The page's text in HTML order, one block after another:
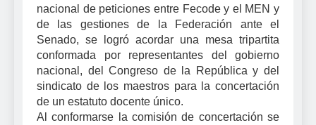
nacional de peticiones entre Fecode y el MEN y
de las gestiones de la Federación ante el
Senado, se logró acordar una mesa tripartita
conformada por representantes del gobierno
nacional, del Congreso de la República y del
sindicato de los maestros para la concertación
de un estatuto docente único.
Al conformarse la comisión de concertación se